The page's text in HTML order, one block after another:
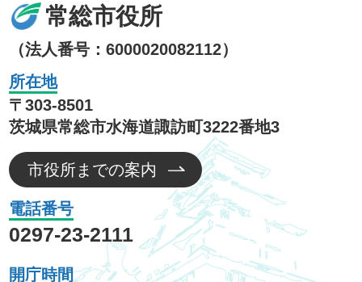
常総市役所
（法人番号：6000020082112）
所在地
〒303-8501
茨城県常総市水海道諏訪町3222番地3
市役所までの案内
電話番号
0297-23-2111
開庁時間